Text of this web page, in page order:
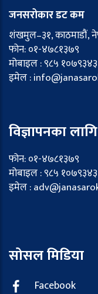
जनसरोकार डट कम
शंखमुल–३१, काठमाडौं,
फोन: ०१-४७८१३७९
मोबाइल : ९८५ १०७९३४३
इमेल :
विज्ञापनका
फोन: ०१-४७८१३७९
मोबाइल : ९८५ १०७९३४३
इमेल :
सोसल मिडिया
Facebook